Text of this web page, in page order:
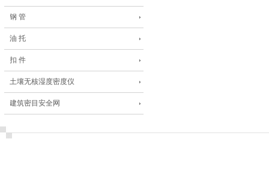
钢 管
油 托
扣 件
土壤无核湿度密度仪
建筑密目安全网